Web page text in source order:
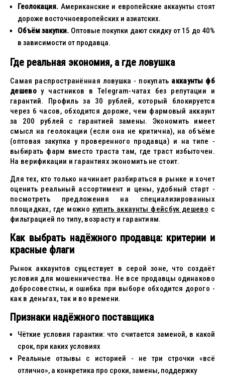
Геолокация. Американские и европейские аккаунты стоят
дороже восточноевропейских и азиатских.
Объём закупки. Оптовые покупки дают скидку от 15 до 40%
в зависимости от продавца.
Где реальная экономия, а где ловушка
Самая распространённая ловушка - покупать аккаунты фб
дешевоу частников в Telegram-чатах без репутации и
гарантий. Профиль за 30 рублей, который блокируется
через 6 часов, обходится дороже, чем фармовый аккаунт
за 200 рублей с гарантией замены. Экономить имеет
смысл на геолокации (если она не критична), на объёме
(оптовая закупка у проверенного продавца) и на типе -
выбирать фарм вместо траста там, где траст избыточен.
На верификации и гарантиях экономить не стоит.
Для тех, кто только начинает разбираться в рынке и хочет
оценить реальный ассортимент и цены, удобный старт -
посмотреть предложения на специализированных
площадках, где можно купить аккаунты фейсбук дешево с
фильтрацией по типу, возрасту и гарантиям.
Как выбрать надёжного продавца: критерии и
красные флаги
Рынок аккаунтов существует в серой зоне, что создаёт
условия для мошенничества. Не все продавцы одинаково
добросовестны, и ошибка при выборе обходится дорого -
как в деньгах, так и во времени.
Признаки надёжного поставщика
Чёткие условия гарантии: что считается заменой, в какой
срок, при каких условиях
Реальные отзывы с историей - не три строчки «всё
отлично», а конкретика про сроки, замены, поддержку